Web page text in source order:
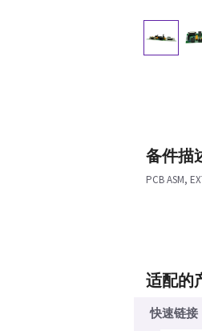
备件描
PCB ASM,
适配的
快速链接